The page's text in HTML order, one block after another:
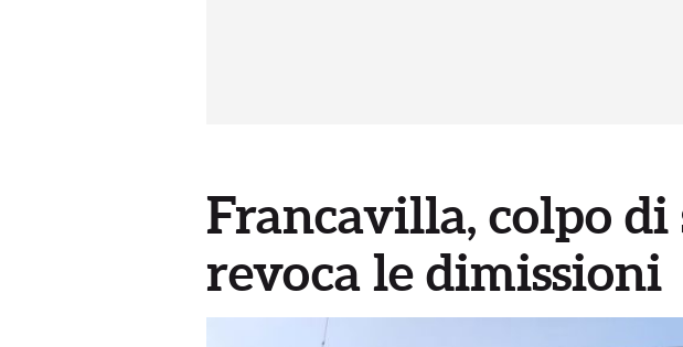
Francavilla, colpo di
revoca le dimissioni